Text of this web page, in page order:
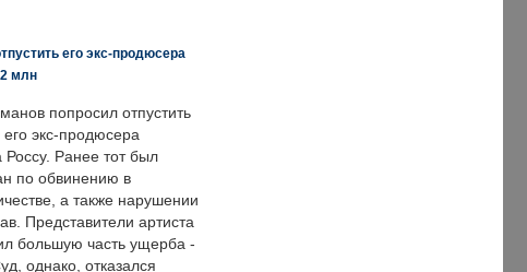
его экс-продюсера
млн
попросил отпустить
экс-продюсера
Ранее тот был
по обвинению в
а также нарушении
Представители артиста
большую часть ущерба -
однако, отказался